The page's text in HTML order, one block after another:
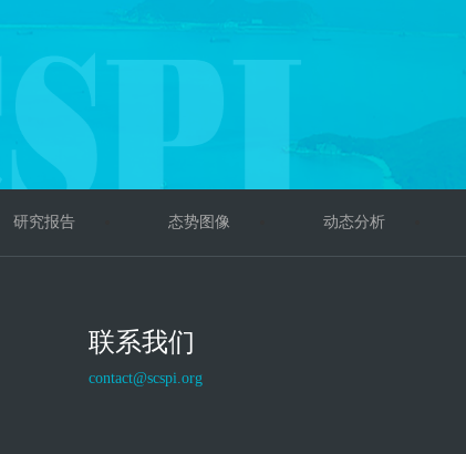
研究报告 态势图像 动态分析
联系我们
contact@scspi.org